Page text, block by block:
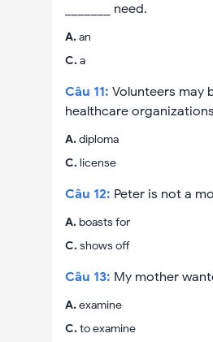
_______ need.
A.an
C.a
Câu 11: Volunteers may
healthcare
A.diploma
C.license
Câu 12: Peter is not a
A.boasts for
C.shows off
Câu 13: My mother
A.examine
C.to examine